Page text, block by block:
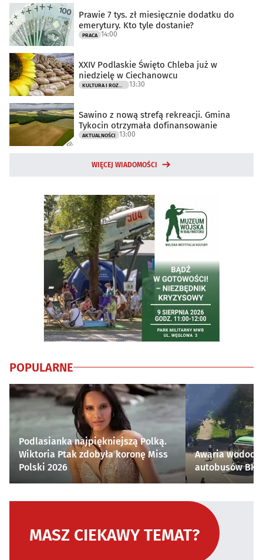
Prawie 7 tys. zł miesięcznie dodatku do
emerytury. Kto tyle dostanie?
PRACA 14:00
XXIV Podlaskie Święto Chleba już w
niedzielę w Ciechanowcu
KULTURA I ROZRYWKA 13:30
Sawino z nową strefą rekreacji. Gmina
Tykocin otrzymała dofinansowanie
AKTUALNOŚCI 13:00
WIĘCEJ WIADOMOŚCI
POPULARNE
Podlasianka najpiękniejszą Polką.
Wiktoria Ptak zdobyła koronę Miss
Polski 2026
Awaria
autobusów
MASZ CIEKAWY TEMAT?